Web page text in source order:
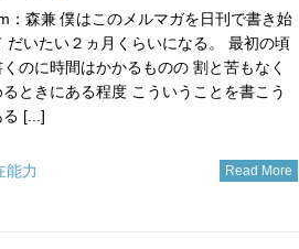
：森兼 僕はこのメルマガを日刊で書き始
だいたい２ヵ月くらいになる。 最初の頃
くのに時間はかかるものの 割と苦もなく
ときにある程度 こういうことを書こう
[...]
能力 Read More